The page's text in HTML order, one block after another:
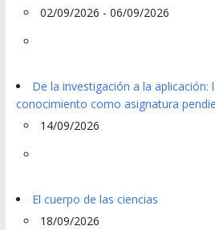
02/09/2026 - 06/09/2026
De la investigación a la aplicación:
conocimiento como asignatura
14/09/2026
El cuerpo de las ciencias
18/09/2026